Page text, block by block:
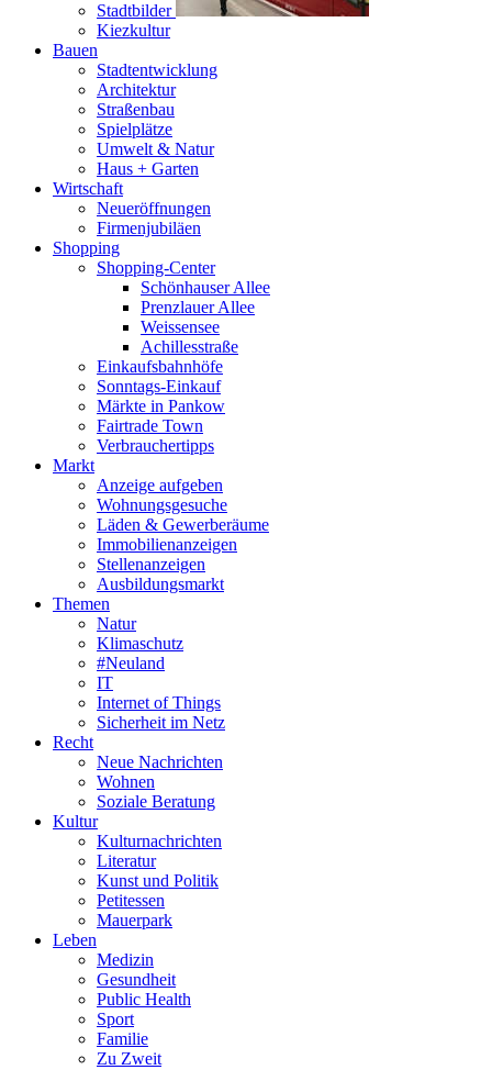
Stadtbilder
Kiezkultur
Bauen
Stadtentwicklung
Architektur
Straßenbau
Spielplätze
Umwelt & Natur
Haus + Garten
Wirtschaft
Neueröffnungen
Firmenjubiläen
Shopping
Shopping-Center
Schönhauser Allee
Prenzlauer Allee
Weissensee
Achillesstraße
Einkaufsbahnhöfe
Sonntags-Einkauf
Märkte in Pankow
Fairtrade Town
Verbrauchertipps
Markt
Anzeige aufgeben
Wohnungsgesuche
Läden & Gewerberäume
Immobilienanzeigen
Stellenanzeigen
Ausbildungsmarkt
Themen
Natur
Klimaschutz
#Neuland
IT
Internet of Things
Sicherheit im Netz
Recht
Neue Nachrichten
Wohnen
Soziale Beratung
Kultur
Kulturnachrichten
Literatur
Kunst und Politik
Petitessen
Mauerpark
Leben
Medizin
Gesundheit
Public Health
Sport
Familie
Zu Zweit